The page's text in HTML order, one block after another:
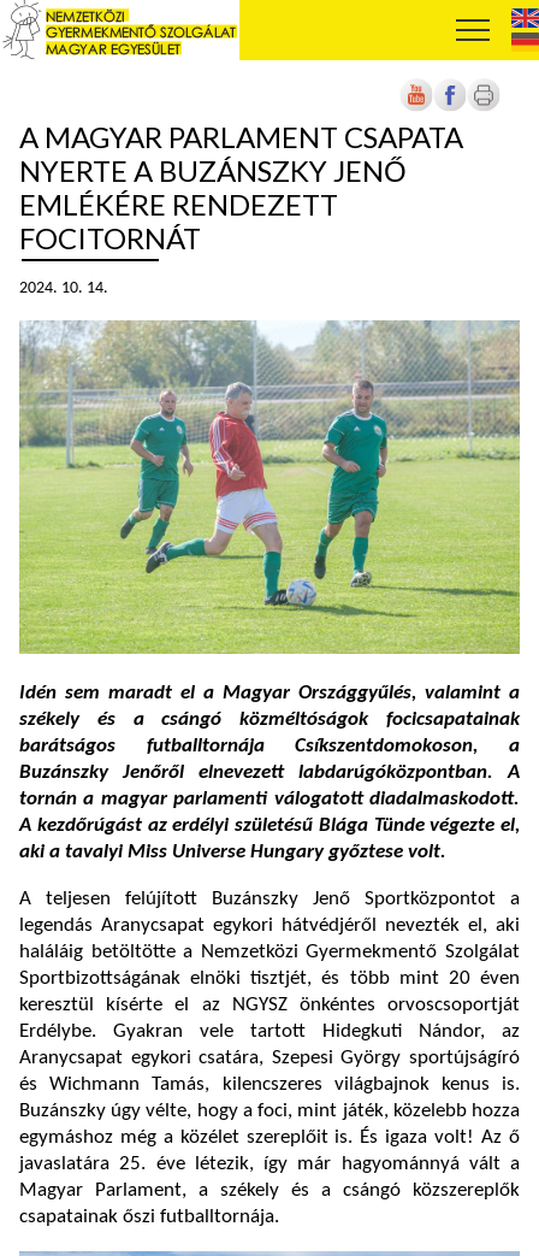
A MAGYAR PARLAMENT CSAPATA
NYERTE A BUZÁNSZKY JENŐ
EMLÉKÉRE RENDEZETT
FOCITORNÁT
2024. 10. 14.
Idén sem maradt el a Magyar Országgyűlés, valamint a
székely és a csángó közméltóságok focicsapatainak
barátságos futballtornája Csíkszentdomokoson, a
Buzánszky Jenőről elnevezett labdarúgóközpontban. A
tornán a magyar parlamenti válogatott diadalmaskodott.
A kezdőrúgást az erdélyi születésű Blága Tünde végezte el,
aki a tavalyi Miss Universe Hungary győztese volt.
A teljesen felújított Buzánszky Jenő Sportközpontot a
legendás Aranycsapat egykori hátvédjéről nevezték el, aki
haláláig betöltötte a Nemzetközi Gyermekmentő Szolgálat
Sportbizottságának elnöki tisztjét, és több mint 20 éven
keresztül kísérte el az NGYSZ önkéntes orvoscsoportját
Erdélybe. Gyakran vele tartott Hidegkuti Nándor, az
Aranycsapat egykori csatára, Szepesi György sportújságíró
és Wichmann Tamás, kilencszeres világbajnok kenus is.
Buzánszky úgy vélte, hogy a foci, mint játék, közelebb hozza
egymáshoz még a közélet szereplőit is. És igaza volt! Az ő
javaslatára 25. éve létezik, így már hagyománnyá vált a
Magyar Parlament, a székely és a csángó közszereplők
csapatainak őszi futballtornája.